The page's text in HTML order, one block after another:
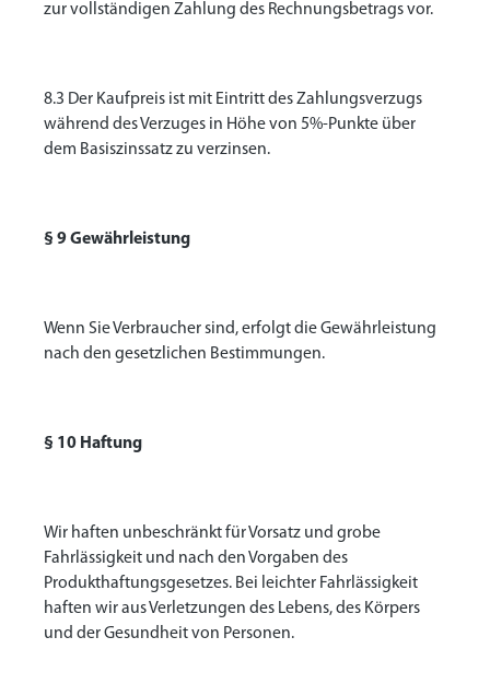
zur vollständigen Zahlung des Rechnungsbetrags vor.
8.3 Der Kaufpreis ist mit Eintritt des Zahlungsverzugs
während des Verzuges in Höhe von 5%-Punkte über
dem Basiszinssatz zu verzinsen.
§ 9 Gewährleistung
Wenn Sie Verbraucher sind, erfolgt die Gewährleistung
nach den gesetzlichen Bestimmungen.
§ 10 Haftung
Wir haften unbeschränkt für Vorsatz und grobe
Fahrlässigkeit und nach den Vorgaben des
Produkthaftungsgesetzes. Bei leichter Fahrlässigkeit
haften wir aus Verletzungen des Lebens, des Körpers
und der Gesundheit von Personen.